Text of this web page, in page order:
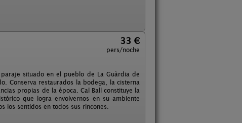
33 €
pers/noche
situado en el pueblo de La Guàrdia de
Conserva restaurados la bodega, la cisterna
propias de la época. Cal Ball constituye la
que logra envolvernos en su ambiente
los sentidos en todos sus rincones.